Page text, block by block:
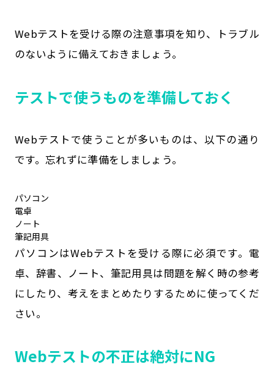
Webテストを受ける際の注意事項を知り、トラブル
のないように備えておきましょう。
テストで使うものを準備しておく
Webテストで使うことが多いものは、以下の通り
です。忘れずに準備をしましょう。
パソコン
電卓
ノート
筆記用具
パソコンはWebテストを受ける際に必須です。電
卓、辞書、ノート、筆記用具は問題を解く時の参考
にしたり、考えをまとめたりするために使ってくだ
さい。
Webテストの不正は絶対にNG